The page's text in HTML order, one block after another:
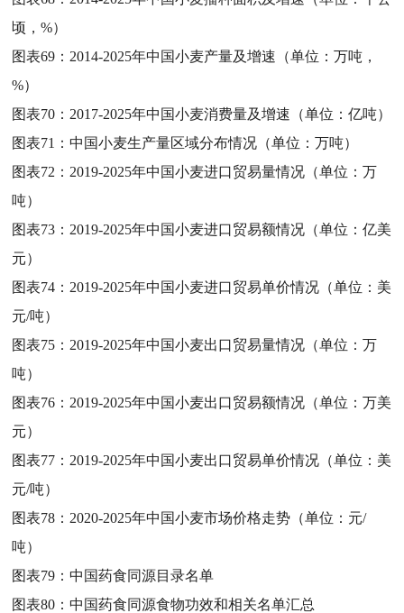
顷，%）
图表69： 2014-2025年中国小麦产量及增速（单位：万吨，
%）
图表70： 2017-2025年中国小麦消费量及增速（单位：亿吨）
图表71：中国小麦生产量区域分布情况（单位：万吨）
图表72： 2019-2025年中国小麦进口贸易量情况（单位：万
吨）
图表73： 2019-2025年中国小麦进口贸易额情况（单位：亿美
元）
图表74： 2019-2025年中国小麦进口贸易单价情况（单位：美
元/吨）
图表75： 2019-2025年中国小麦出口贸易量情况（单位：万
吨）
图表76： 2019-2025年中国小麦出口贸易额情况（单位：万美
元）
图表77： 2019-2025年中国小麦出口贸易单价情况（单位：美
元/吨）
图表78： 2020-2025年中国小麦市场价格走势（单位：元/
吨）
图表79：中国药食同源目录名单
图表80：中国药食同源食物功效和相关名单汇总